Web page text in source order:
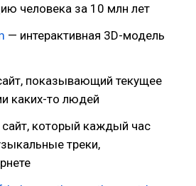
человека за 10 млн лет
— интерактивная 3D-модель
показывающий текущее
каких-то людей
который каждый час
треки,